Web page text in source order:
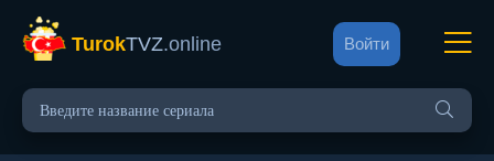
TurokTVZ.online Войти